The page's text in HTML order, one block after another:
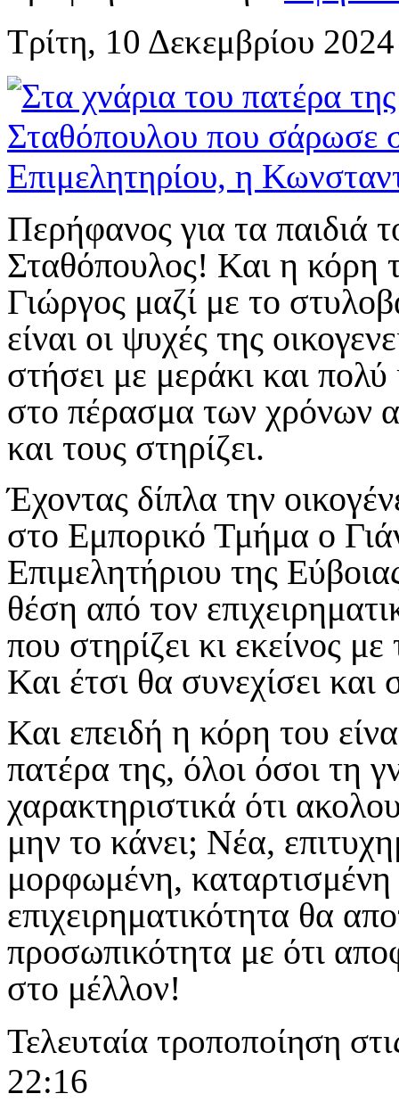
Τρίτη, 10 Δεκεμβρίου
Περήφανος για τα παιδιά
Σταθόπουλος! Και η κόρη
Γιώργος μαζί με το
είναι οι ψυχές της
στήσει με μεράκι και
στο πέρασμα των χρόνων
και τους στηρίζει.
Έχοντας δίπλα την
στο Εμπορικό Τμήμα ο
Επιμελητήριου της
θέση από τον
που στηρίζει κι εκείνος
Και έτσι θα συνεχίσει και
Και επειδή η κόρη του
πατέρα της, όλοι όσοι τη
χαρακτηριστικά ότι
μην το κάνει; Νέα,
μορφωμένη,
επιχειρηματικότητα θα
προσωπικότητα με ότι
στο μέλλον!
Τελευταία τροποποίηση
22:16